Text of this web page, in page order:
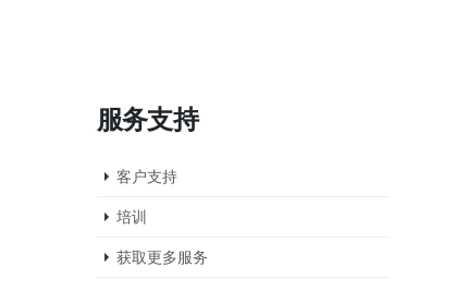
服务支持
客户支持
培训
获取更多服务